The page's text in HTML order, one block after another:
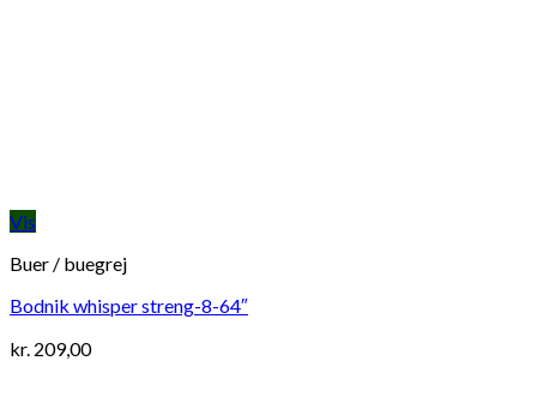
Vis
Buer / buegrej
Bodnik whisper streng-8-64″
kr. 209,00